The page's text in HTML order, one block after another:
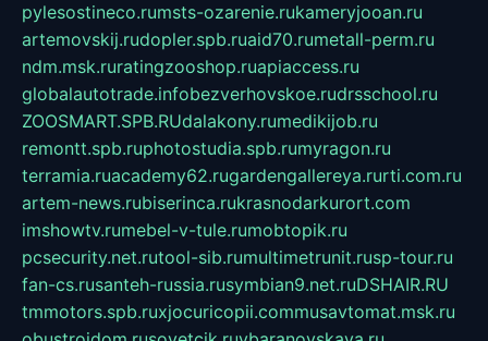
pylesostineco.rumsts-ozarenie.rukameryjooan.ru
artemovskij.rudopler.spb.ruaid70.rumetall-perm.ru
ndm.msk.ruratingzooshop.ruapiaccess.ru
globalautotrade.infobezverhovskoe.rudrsschool.ru
ZOOSMART.SPB.RUdalakony.rumedikijob.ru
remontt.spb.ruphotostudia.spb.rumyragon.ru
terramia.ruacademy62.rugardengallereya.rurti.com.ru
artem-news.rubiserinca.rukrasnodarkurort.com
imshowtv.rumebel-v-tule.rumobtopik.ru
pcsecurity.net.rutool-sib.rumultimetrunit.rusp-tour.ru
fan-cs.rusanteh-russia.rusymbian9.net.ruDSHAIR.RU
tmmotors.spb.ruxjocuricopii.commusavtomat.msk.ru